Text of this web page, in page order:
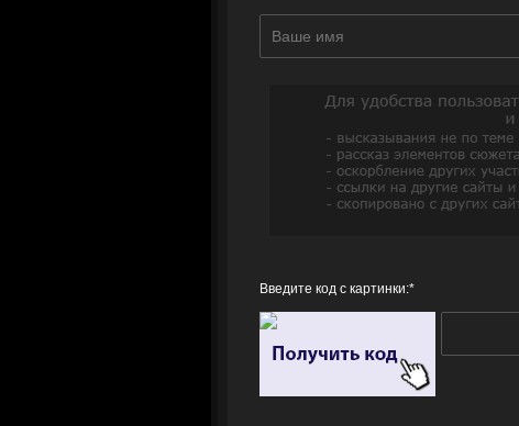
Введите код с картинки:*